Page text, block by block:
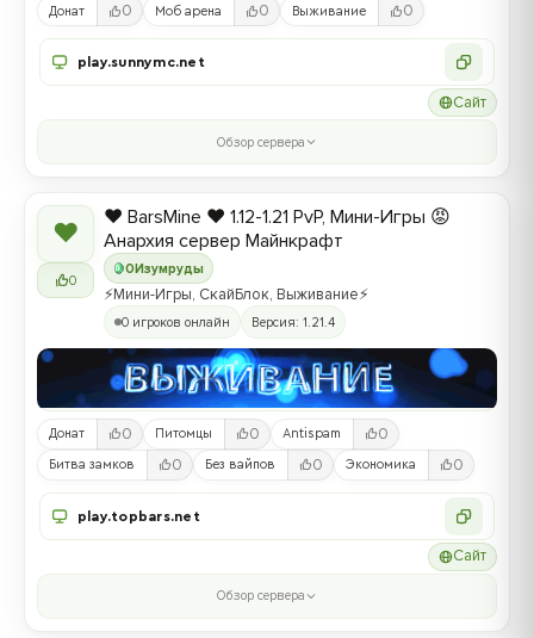
Донат 0 Моб арена 0 Выживание 0
play.sunnymc.net
Сайт
Обзор сервера
❤
0
0Изумруды
❤️ BarsMine ❤️ 1.12-1.21 PvP, Мини-Игры 😡
Анархия сервер Майнкрафт
⚡Мини-Игры, СкайБлок, Выживание⚡
0 игроков онлайн Версия: 1.21.4
Донат 0 Питомцы 0 Antispam 0
Битва замков 0 Без вайпов 0 Экономика 0
play.topbars.net
Сайт
Обзор сервера